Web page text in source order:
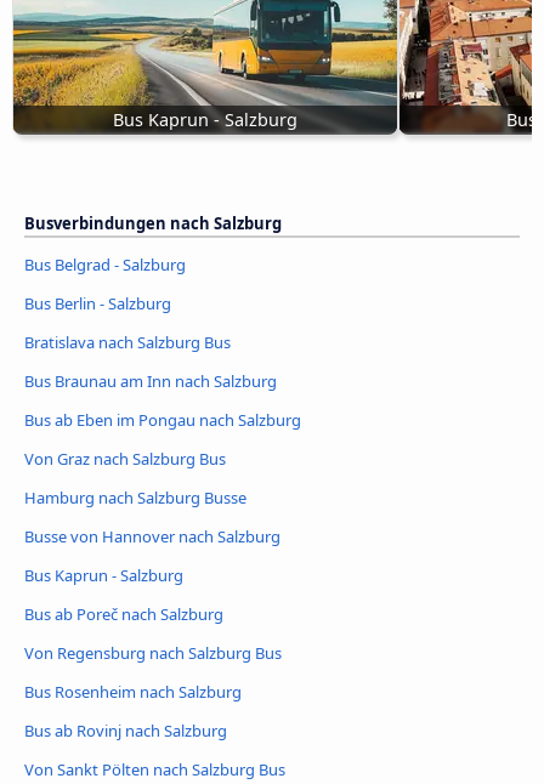
Bus Kaprun - Salzburg Bus
Busverbindungen nach Salzburg
Bus Belgrad - Salzburg
Bus Berlin - Salzburg
Bratislava nach Salzburg Bus
Bus Braunau am Inn nach Salzburg
Bus ab Eben im Pongau nach Salzburg
Von Graz nach Salzburg Bus
Hamburg nach Salzburg Busse
Busse von Hannover nach Salzburg
Bus Kaprun - Salzburg
Bus ab Poreč nach Salzburg
Von Regensburg nach Salzburg Bus
Bus Rosenheim nach Salzburg
Bus ab Rovinj nach Salzburg
Von Sankt Pölten nach Salzburg Bus